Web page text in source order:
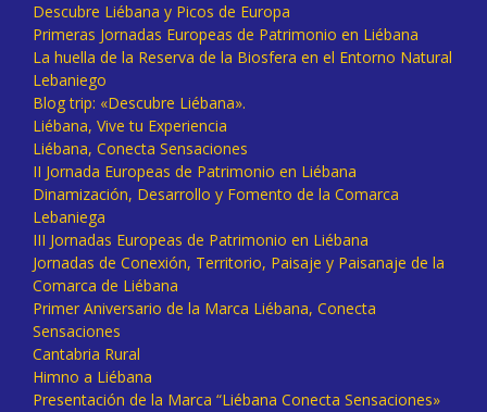
Descubre Liébana y Picos de Europa
Primeras Jornadas Europeas de Patrimonio en Liébana
La huella de la Reserva de la Biosfera en el Entorno Natural
Lebaniego
Blog trip: «Descubre Liébana».
Liébana, Vive tu Experiencia
Liébana, Conecta Sensaciones
II Jornada Europeas de Patrimonio en Liébana
Dinamización, Desarrollo y Fomento de la Comarca
Lebaniega
III Jornadas Europeas de Patrimonio en Liébana
Jornadas de Conexión, Territorio, Paisaje y Paisanaje de la
Comarca de Liébana
Primer Aniversario de la Marca Liébana, Conecta
Sensaciones
Cantabria Rural
Himno a Liébana
Presentación de la Marca “Liébana Conecta Sensaciones»